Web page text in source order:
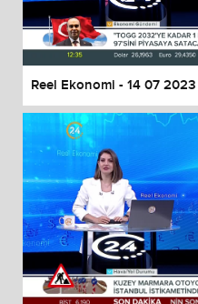
End of dialog window.
Reel Ekonomi - 14 07 2023